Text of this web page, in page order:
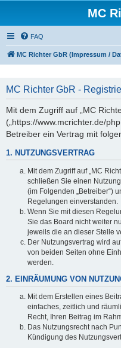
MC
FAQ
MC Richter GbR (Impressum /
MC Richter GbR -
Mit dem Zugriff auf „MC
(„https://www.mcrichter.de/
Betreiber ein Vertrag mit
1. NUTZUNGSVERTRAG
Mit dem Zugriff auf „MC
schließen Sie einen
(im Folgenden „Betreiber“)
Regelungen einverstanden.
Wenn Sie mit diesen
Sie das Board nicht weiter
jeweils die an dieser Stelle
Der Nutzungsvertrag wird
von beiden Seiten ohne
werden.
2. EINRÄUMUNG VON
Mit dem Erstellen eines
einfaches, zeitlich und
Recht, Ihren Beitrag im
Das Nutzungsrecht nach
Kündigung des